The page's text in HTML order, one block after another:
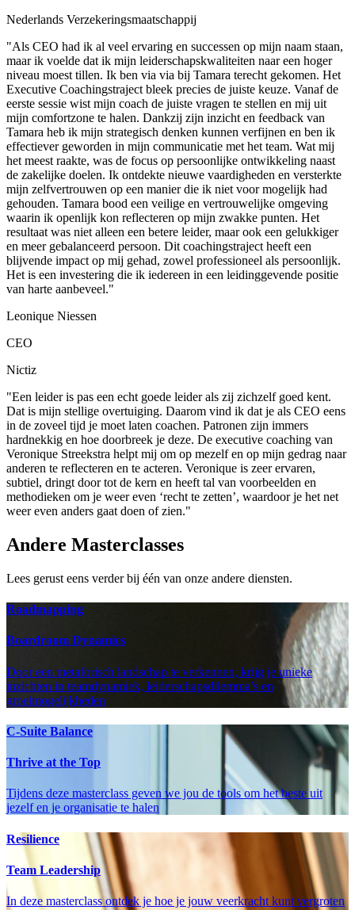
Nederlands Verzekeringsmaatschappij
"Als CEO had ik al veel ervaring en successen op mijn naam staan,
maar ik voelde dat ik mijn leiderschapskwaliteiten naar een hoger
niveau moest tillen. Ik ben via via bij Tamara terecht gekomen. Het
Executive Coachingstraject bleek precies de juiste keuze. Vanaf de
eerste sessie wist mijn coach de juiste vragen te stellen en mij uit
mijn comfortzone te halen. Dankzij zijn inzicht en feedback van
Tamara heb ik mijn strategisch denken kunnen verfijnen en ben ik
effectiever geworden in mijn communicatie met het team. Wat mij
het meest raakte, was de focus op persoonlijke ontwikkeling naast
de zakelijke doelen. Ik ontdekte nieuwe vaardigheden en versterkte
mijn zelfvertrouwen op een manier die ik niet voor mogelijk had
gehouden. Tamara bood een veilige en vertrouwelijke omgeving
waarin ik openlijk kon reflecteren op mijn zwakke punten. Het
resultaat was niet alleen een betere leider, maar ook een gelukkiger
en meer gebalanceerd persoon. Dit coachingstraject heeft een
blijvende impact op mij gehad, zowel professioneel als persoonlijk.
Het is een investering die ik iedereen in een leidinggevende positie
van harte aanbeveel."
Leonique Niessen
CEO
Nictiz
"Een leider is pas een echt goede leider als zij zichzelf goed kent.
Dat is mijn stellige overtuiging. Daarom vind ik dat je als CEO eens
in de zoveel tijd je moet laten coachen. Patronen zijn immers
hardnekkig en hoe doorbreek je deze. De executive coaching van
Veronique Streekstra helpt mij om op mezelf en op mijn gedrag naar
anderen te reflecteren en te acteren. Veronique is zeer ervaren,
subtiel, dringt door tot de kern en heeft tal van voorbeelden en
methodieken om je weer even ‘recht te zetten’, waardoor je het net
weer even anders gaat doen of zien."
Andere Masterclasses
Lees gerust eens verder bij één van onze andere diensten.
Roadmapping
Boardroom Dynamics
Door een metaforisch landschap te verkennen, krijg je unieke
inzichten in teamdynamiek, leiderschapsdilemma’s en
groeimogelijkheden
C-Suite Balance
Thrive at the Top
Tijdens deze masterclass geven we jou de tools om het beste uit
jezelf en je organisatie te halen
Resilience
Team Leadership
In deze masterclass ontdek je hoe je jouw veerkracht kunt vergroten